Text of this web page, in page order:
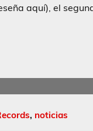
aquí), el
, noticias